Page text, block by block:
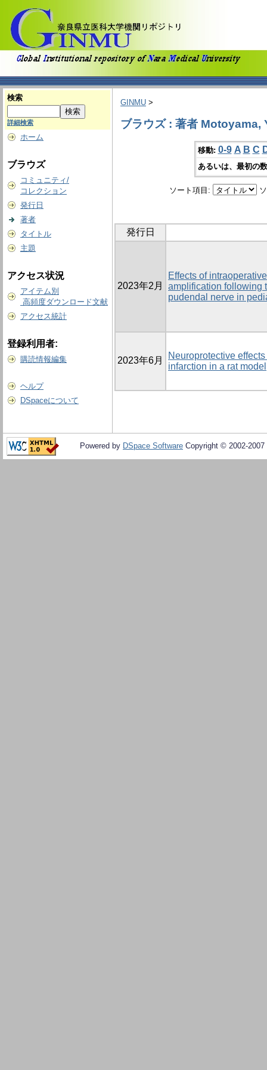
検索
詳細検索
ホーム
ブラウズ
コミュニティ/
コレクション
発行日
著者
タイトル
主題
アクセス状況
アイテム別
高頻度ダウンロード文献
アクセス統計
登録利用者:
購読情報編集
ヘルプ
DSpaceについて
GINMU >
ブラウズ : 著者 Motoyama,
移動: 0-9 A B C
あるいは、最初の
ソート項目:
発行日
2023年2月
Effects of
amplification following
pudendal nerve in
2023年6月
Neuroprotective
infarction in a rat model
Powered by DSpace Software Copyright © 2002-2007